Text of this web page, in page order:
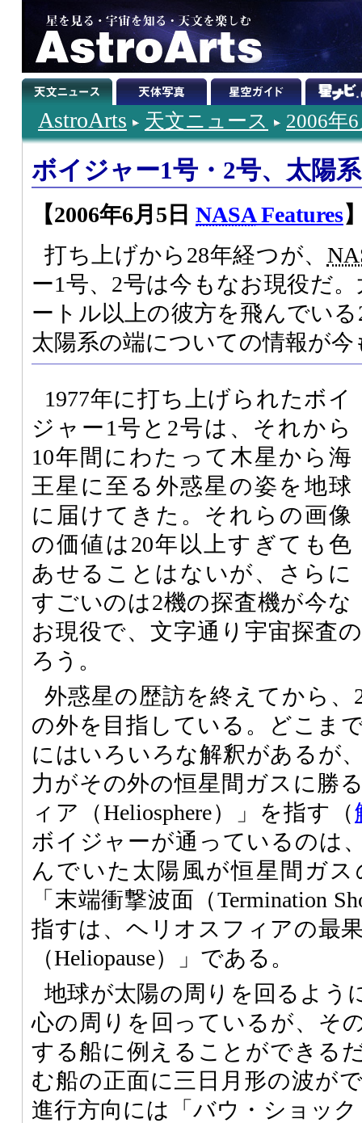
AstroArts 天文ニュース 2006年
ボイジャー1号・2号、太陽
【2006年6月5日 NASAFeatures
打ち上げから28年経つが、
ー1号、2号は今もなお現役だ
ートル以上の彼方を飛んでい
太陽系の端についての情報が
1977年に打ち上げられたボイ
ジャー1号と2号は、それから
10年間にわたって木星から海
王星に至る外惑星の姿を地球
に届けてきた。それらの画像
の価値は20年以上すぎても色
あせることはないが、さらに
すごいのは2機の探査機が今な
お現役で、文字通り宇宙探査
ろう。
外惑星の歴訪を終えてから、
の外を目指している。どこま
にはいろいろな解釈があるが
力がその外の恒星間ガスに勝
ィア（Heliosphere）」を指す（
ボイジャーが通っているのは
んでいた太陽風が恒星間ガ
「末端衝撃波面（Termination
指すは、ヘリオスフィアの最
（Heliopause）」である。
地球が太陽の周りを回るよう
心の周りを回っているが、そ
する船に例えることができる
む船の正面に三日月形の波が
進行方向には「バウ・ショック